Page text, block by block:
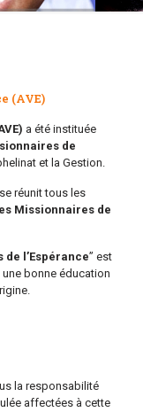
(AVE)
a été instituée
de
et la Gestion.
réunit tous les
Missionnaires de
de l’Espérance” est
une bonne éducation
la responsabilité
affectées à cette